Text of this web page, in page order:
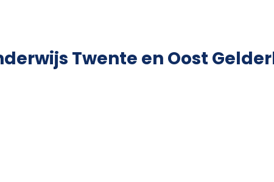
Twente en Oost